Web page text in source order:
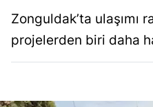
Zonguldak’ta ulaşımı
projelerden biri daha